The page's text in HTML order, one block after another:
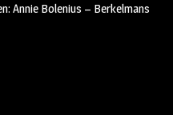
Annie Bolenius – Berkelmans